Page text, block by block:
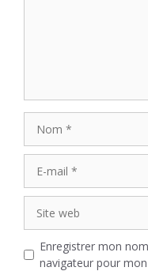
mail
web
Enregistrer mon
navigateur pour